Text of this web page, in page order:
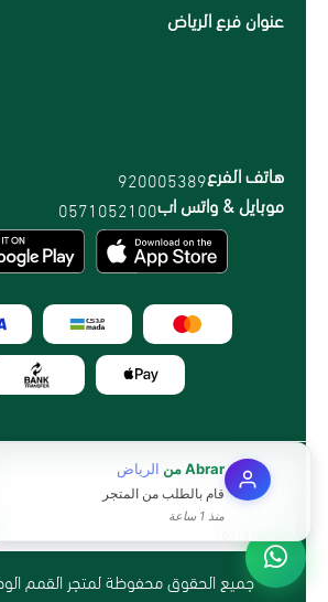
عنوان فرع الرياض
هاتف الفرع920005389
موبايل & واتس اب0571052100
الرقم الضريبي:
300949912800003
جميع الحقوق محفوظة لمتجر القمم
Abrarمن الرياض
قام بالطلب من المتجر
منذ 1 ساعة